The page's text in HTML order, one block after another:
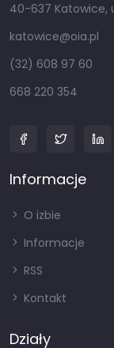
40-637 Katowice,
katowice@oia.pl
(32) 608 97 60
668 220 354
Informacje
O izbie
Informacje
RSS
Kontakt
Działy